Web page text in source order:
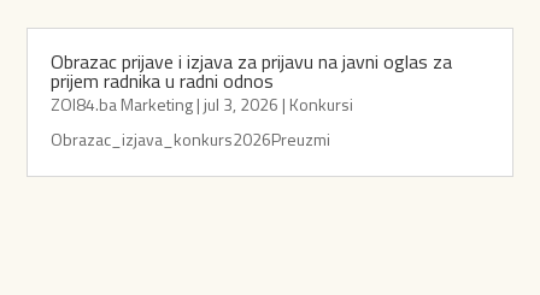
Obrazac prijave i izjava za prijavu na javni oglas za
prijem radnika u radni odnos
ZOI84.ba Marketing|jul 3, 2026 | Konkursi
Obrazac_izjava_konkurs2026Preuzmi